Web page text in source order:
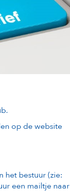
op de website
het bestuur (zie:
een mailtje naar